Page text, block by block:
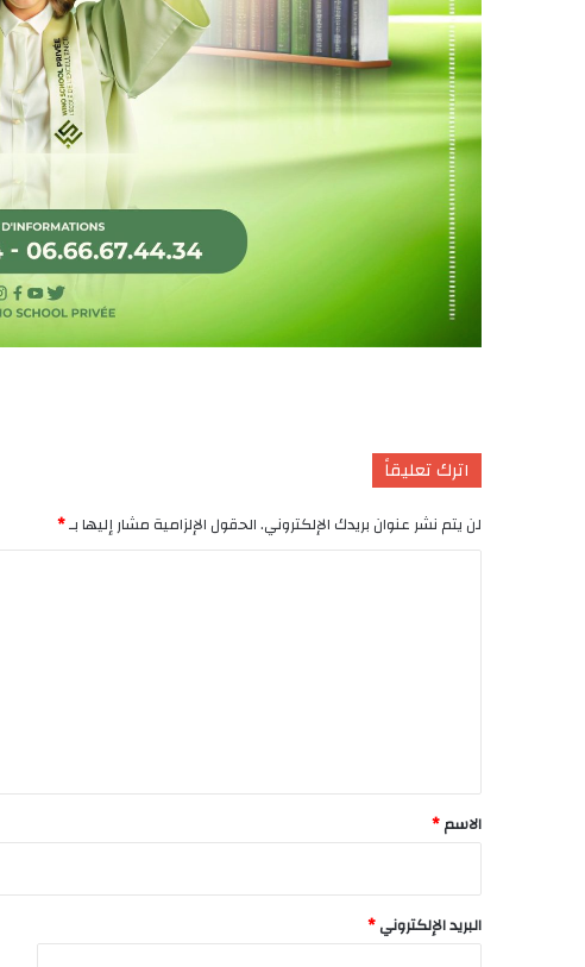
اترك تعليقاً
لن يتم نشر عنوان بريدك الإلكتروني.الحقول الإلزامية مشار إليها بـ*
*
الاسم*
البريد الإلكتروني*